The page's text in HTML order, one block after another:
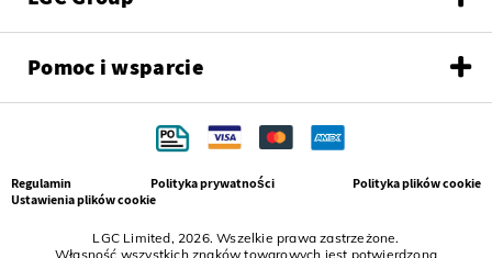
Pomoc i wsparcie
LGC Limited, 2026. Wszelkie prawa zastrzeżone.
Własność wszystkich znaków towarowych jest potwierdzona
Regulamin Polityka prywatności
Polityka plików cookie
Ustawienia plików cookie